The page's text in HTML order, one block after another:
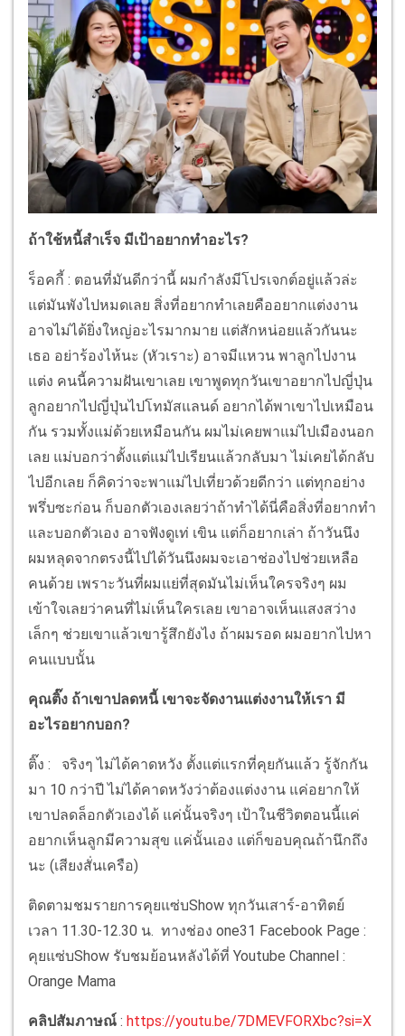
ถ้าใช้หนี้สำเร็จ มีเป้าอยากทำอะไร?
ร็อคกี้ : ตอนที่มันดีกว่านี้ ผมกำลังมีโปรเจกต์อยู่แล้วล่ะ
แต่มันพังไปหมดเลย สิ่งที่อยากทำเลยคืออยากแต่งงาน
อาจไม่ได้ยิ่งใหญ่อะไรมากมาย แต่สักหน่อยแล้วกันนะ
เธอ อย่าร้องไห้นะ (หัวเราะ) อาจมีแหวน พาลูกไปงาน
แต่ง คนนี้ความฝันเขาเลย เขาพูดทุกวันเขาอยากไปญี่ปุ่น
ลูกอยากไปญี่ปุ่นไปโทมัสแลนด์ อยากได้พาเขาไปเหมือน
กัน รวมทั้งแม่ด้วยเหมือนกัน ผมไม่เคยพาแม่ไปเมืองนอก
เลย แม่บอกว่าตั้งแต่แม่ไปเรียนแล้วกลับมา ไม่เคยได้กลับ
ไปอีกเลย ก็คิดว่าจะพาแม่ไปเที่ยวด้วยดีกว่า แต่ทุกอย่าง
พรึ่บซะก่อน ก็บอกตัวเองเลยว่าถ้าทำได้นี่คือสิ่งที่อยากทำ
และบอกตัวเอง อาจฟังดูเท่ เขิน แต่ก็อยากเล่า ถ้าวันนึง
ผมหลุดจากตรงนี้ไปได้วันนึงผมจะเอาช่องไปช่วยเหลือ
คนด้วย เพราะวันที่ผมแย่ที่สุดมันไม่เห็นใครจริงๆ ผม
เข้าใจเลยว่าคนที่ไม่เห็นใครเลย เขาอาจเห็นแสงสว่าง
เล็กๆ ช่วยเขาแล้วเขารู้สึกยังไง ถ้าผมรอด ผมอยากไปหา
คนแบบนั้น
คุณติ๊ง ถ้าเขาปลดหนี้ เขาจะจัดงานแต่งงานให้เรา มี
อะไรอยากบอก?
ติ๊ง : จริงๆ ไม่ได้คาดหวัง ตั้งแต่แรกที่คุยกันแล้ว รู้จักกัน
มา 10 กว่าปี ไม่ได้คาดหวังว่าต้องแต่งงาน แค่อยากให้
เขาปลดล็อกตัวเองได้ แค่นั้นจริงๆ เป้าในชีวิตตอนนี้แค่
อยากเห็นลูกมีความสุข แค่นั้นเอง แต่ก็ขอบคุณถ้านึกถึง
นะ (เสียงสั่นเครือ)
ติดตามชมรายการคุยแซ่บShow ทุกวันเสาร์-อาทิตย์
เวลา 11.30-12.30 น. ทางช่อง one31 Facebook Page :
คุยแซ่บShow รับชมย้อนหลังได้ที่ Youtube Channel :
Orange Mama
คลิปสัมภาษณ์ : https://youtu.be/7DMEVFORXbc?si=X